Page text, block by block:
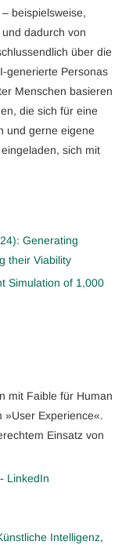
beispielsweise,
dadurch von
über die
generierte Personas
Menschen basieren
die sich für eine
und gerne eigene
sich mit
Generating
their Viability
Simulation of 1,000
mit Faible für Human
»User Experience«.
Einsatz von
- LinkedIn
Intelligenz,